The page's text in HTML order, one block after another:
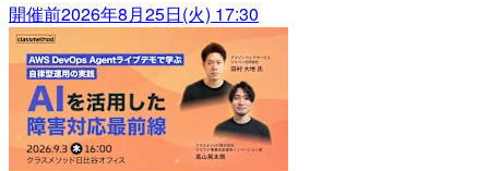
開催前2026年8月25日(火) 17:30